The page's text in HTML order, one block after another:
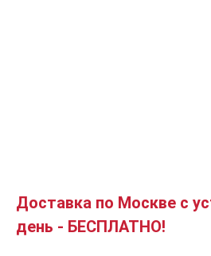
Доставка по Москве с
день - БЕСПЛАТНО!